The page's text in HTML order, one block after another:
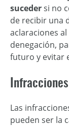
sucedersi no
de recibir una
aclaraciones
denegación,
futuro y evitar
Las
pueden ser la